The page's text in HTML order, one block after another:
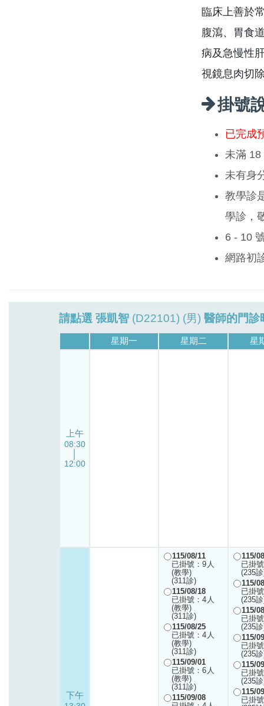
臨床上善於
腹瀉、胃食
病及急慢性
視鏡息肉切
掛號
已完成
未滿 18
未有身
教學診
學診，
6 - 10
網路初